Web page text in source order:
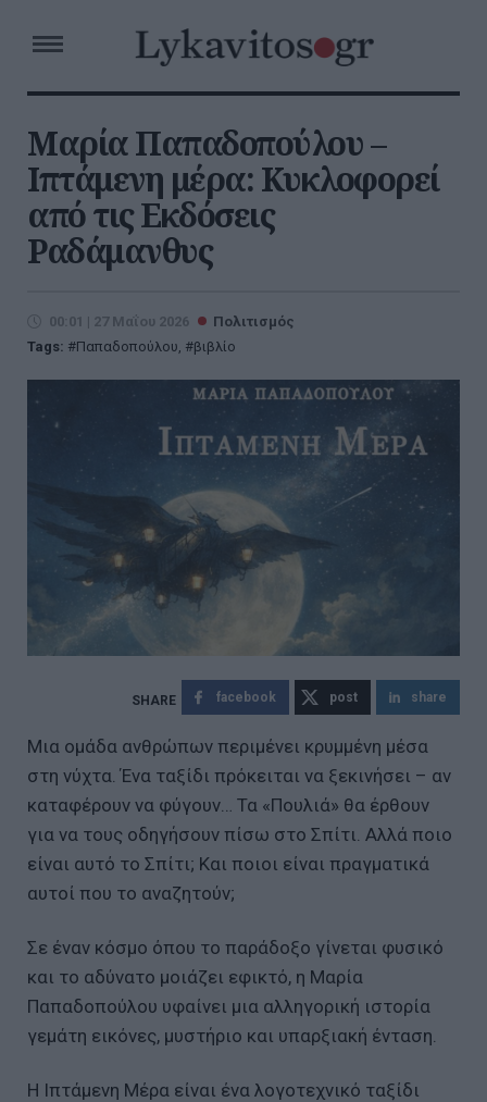
Μαρία Παπαδοπούλου –
Ιπτάμενη μέρα: Κυκλοφορεί
από τις Εκδόσεις
Ραδάμανθυς
00:01 | 27 Μαΐου 2026
Πολιτισμός
Tags:
Παπαδοπούλου, βιβλίο
facebook post share
Μια ομάδα ανθρώπων περιμένει κρυμμένη μέσα
στη νύχτα. Ένα ταξίδι πρόκειται να ξεκινήσει – αν
καταφέρουν να φύγουν… Τα «Πουλιά» θα έρθουν
για να τους οδηγήσουν πίσω στο Σπίτι. Αλλά ποιο
είναι αυτό το Σπίτι; Και ποιοι είναι πραγματικά
αυτοί που το αναζητούν;
Σε έναν κόσμο όπου το παράδοξο γίνεται φυσικό
και το αδύνατο μοιάζει εφικτό, η Μαρία
Παπαδοπούλου υφαίνει μια αλληγορική ιστορία
γεμάτη εικόνες, μυστήριο και υπαρξιακή ένταση.
Η Ιπτάμενη Μέρα είναι ένα λογοτεχνικό ταξίδι